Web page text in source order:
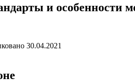
и особенности
30.04.2021